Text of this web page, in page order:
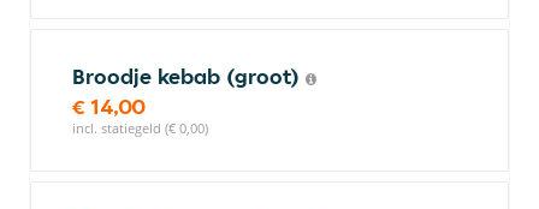
Broodje kebab (groot)
€ 14,00
incl. statiegeld (€ 0,00)